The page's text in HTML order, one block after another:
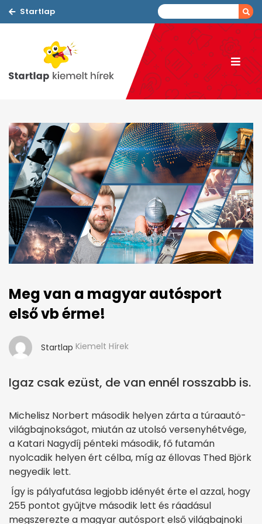
Startlap
Meg van a magyar autósport
első vb érme!
Startlap Kiemelt Hírek
Igaz csak ezüst, de van ennél rosszabb is.
Michelisz Norbert második helyen zárta a túraautó-
világbajnokságot, miután az utolsó versenyhétvége,
a Katari Nagydíj pénteki második, fő futamán
nyolcadik helyen ért célba, míg az éllovas Thed Björk
negyedik lett.
Így is pályafutása legjobb idényét érte el azzal, hogy
255 pontot gyűjtve második lett és ráadásul
megszerezte a magyar autósport első világbajnoki